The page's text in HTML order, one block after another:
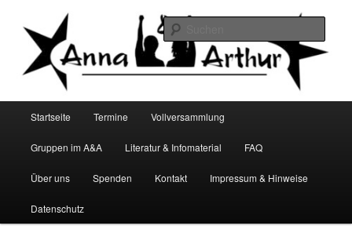
primären
springenAnna&Arthur
Startseite Termine Vollversammlung
Gruppen im A&A Literatur & Infomaterial FAQ
Über uns Spenden Kontakt Impressum & Hinweise
Datenschutz